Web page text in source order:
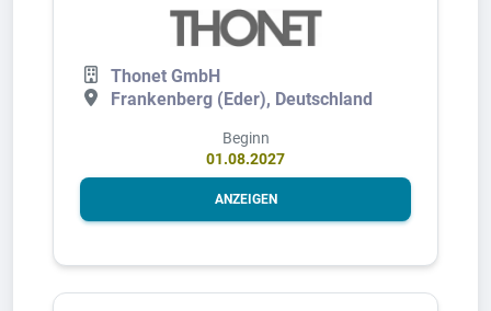
Thonet GmbH
Frankenberg (Eder), Deutschland
Beginn
01.08.2027
ANZEIGEN